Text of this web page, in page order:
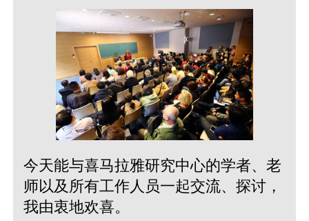
今天能与喜马拉雅研究中心的学者、老
师以及所有工作人员一起交流、探讨，
我由衷地欢喜。